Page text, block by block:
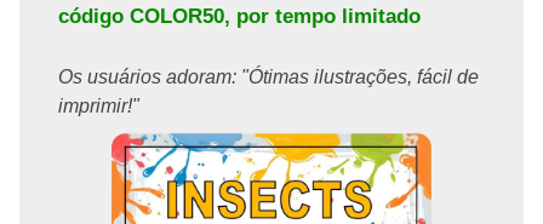
código COLOR50, por tempo limitado
Os usuários adoram: "Ótimas ilustrações, fácil de
imprimir!"